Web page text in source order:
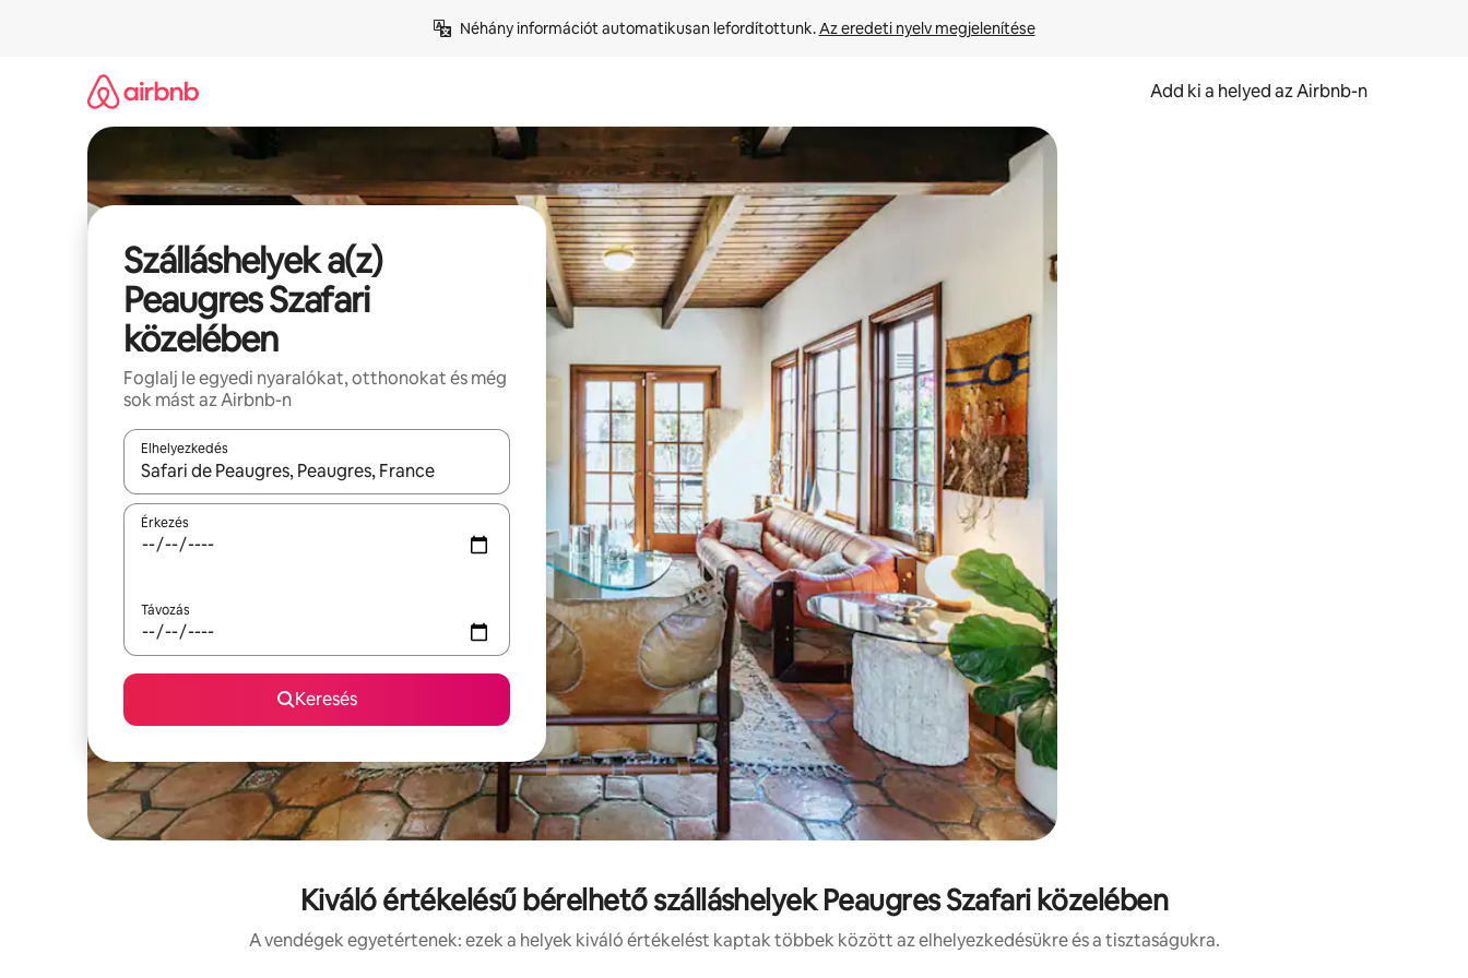
Néhány információt automatikusan lefordítottunk. Az eredeti nyelv megjelenítése
Add ki a helyed az Airbnb-n
Szálláshelyek a(z)
Peaugres Szafari
közelében
Foglalj le egyedi nyaralókat, otthonokat és még
sok mást az Airbnb-n
Elhelyezkedés
Az eredmények között a felfelé és a lefelé nyíllal navigálhatsz, illetve érintő és lapozó mozdulatokkal is felfedezheted őket.
Érkezés
Távozás
Keresés
Kiváló értékelésű bérelhető szálláshelyek Peaugres Szafari közelében
A vendégek egyetértenek: ezek a helyek kiváló értékelést kaptak többek között az elhelyezkedésükre és a tisztaságukra.